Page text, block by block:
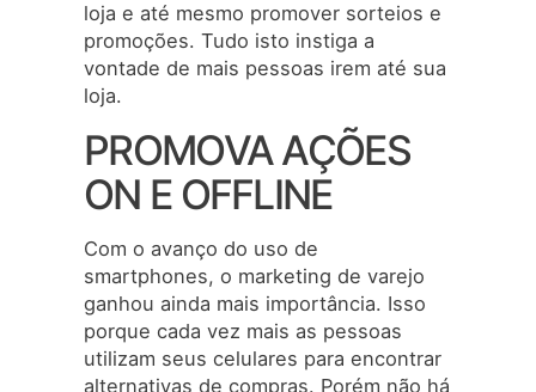
loja e até mesmo promover sorteios e
promoções. Tudo isto instiga a
vontade de mais pessoas irem até sua
loja.
PROMOVA AÇÕES
ON E OFFLINE
Com o avanço do uso de
smartphones, o marketing de varejo
ganhou ainda mais importância. Isso
porque cada vez mais as pessoas
utilizam seus celulares para encontrar
alternativas de compras. Porém não há